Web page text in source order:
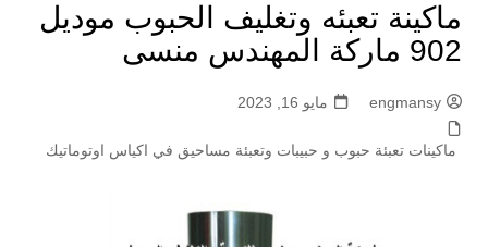
ماكينة تعبئه وتغليف الحبوب موديل
902 ماركة المهندس منسى
engmansy مايو 16, 2023
ماكينات تعبئة حبوب و حبيبات وتعبئة مساحيق في اكياس اوتوماتيك